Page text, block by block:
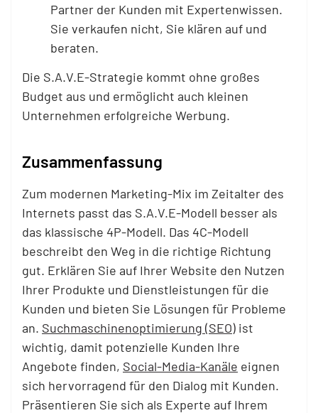
Partner der Kunden mit Expertenwissen.
Sie verkaufen nicht, Sie klären auf und
beraten.
Die S.A.V.E-Strategie kommt ohne großes
Budget aus und ermöglicht auch kleinen
Unternehmen erfolgreiche Werbung.
Zusammenfassung
Zum modernen Marketing-Mix im Zeitalter des
Internets passt das S.A.V.E-Modell besser als
das klassische 4P-Modell. Das 4C-Modell
beschreibt den Weg in die richtige Richtung
gut. Erklären Sie auf Ihrer Website den Nutzen
Ihrer Produkte und Dienstleistungen für die
Kunden und bieten Sie Lösungen für Probleme
an. Suchmaschinenoptimierung (SEO) ist
wichtig, damit potenzielle Kunden Ihre
Angebote finden, Social-Media-Kanäle eignen
sich hervorragend für den Dialog mit Kunden.
Präsentieren Sie sich als Experte auf Ihrem